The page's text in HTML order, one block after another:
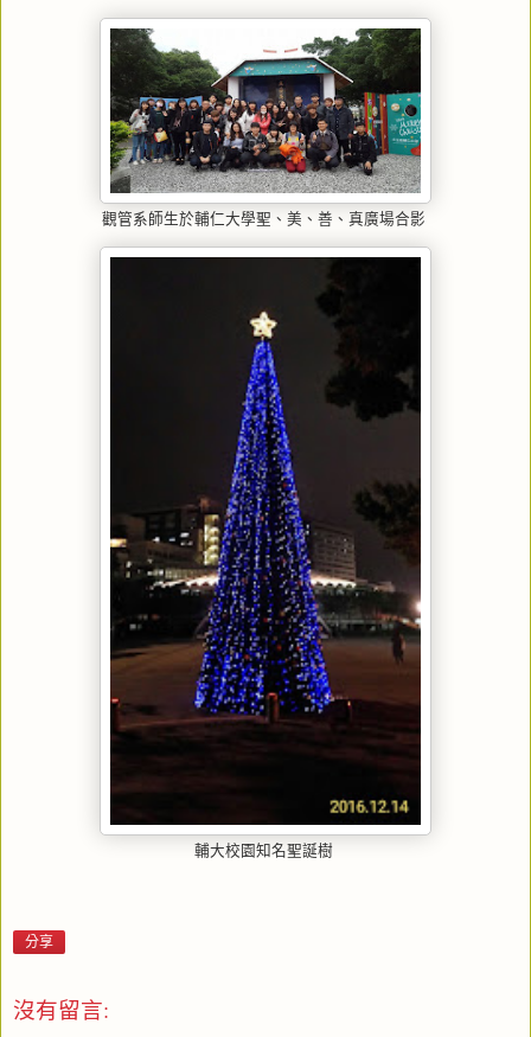
觀管系師生於輔仁大學聖、美、善、真廣場合影
輔大校園知名聖誕樹
分享
沒有留言: